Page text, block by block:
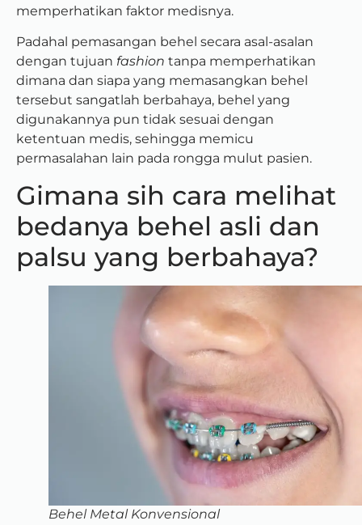
memperhatikan faktor medisnya.
Padahal pemasangan behel secara asal-asalan
dengan tujuan fashion tanpa memperhatikan
dimana dan siapa yang memasangkan behel
tersebut sangatlah berbahaya, behel yang
digunakannya pun tidak sesuai dengan
ketentuan medis, sehingga memicu
permasalahan lain pada rongga mulut pasien.
Gimana sih cara melihat
bedanya behel asli dan
palsu yang berbahaya?
Behel Metal Konvensional